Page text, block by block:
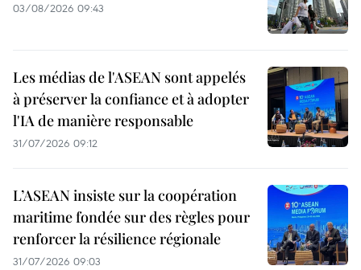
03/08/2026 09:43
Les médias de l'ASEAN sont appelés
à préserver la confiance et à adopter
l'IA de manière responsable
31/07/2026 09:12
L’ASEAN insiste sur la coopération
maritime fondée sur des règles pour
renforcer la résilience régionale
31/07/2026 09:03